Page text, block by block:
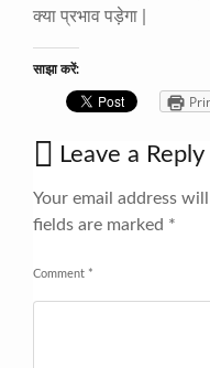
क्या प्रभाव पड़ेगा |
साझा करें:
Leave a Reply
Your email address
fields are marked *
Comment *